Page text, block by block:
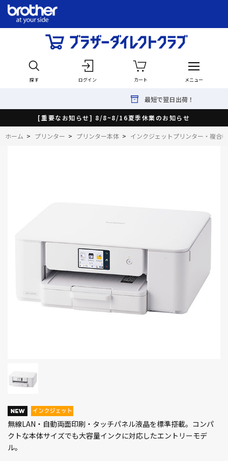
探す ログイン カート メニュー
最短で翌日出荷！
[重要なお知らせ] 8/8~8/16夏季休業のお知らせ
ホーム > プリンター > プリンター本体 > インクジェットプリンター・複合機
無線LAN・自動両面印刷・タッチパネル液晶を標準搭載。コンパ
クトな本体サイズでも大容量インクに対応したエントリーモデ
ル。